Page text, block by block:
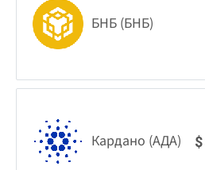
БНБ (БНБ)
Кардано (АДА) $